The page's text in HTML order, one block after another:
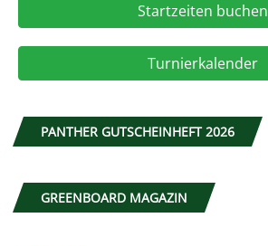
Startzeiten buchen
Turnierkalender
PANTHER GUTSCHEINHEFT 2026
GREENBOARD MAGAZIN